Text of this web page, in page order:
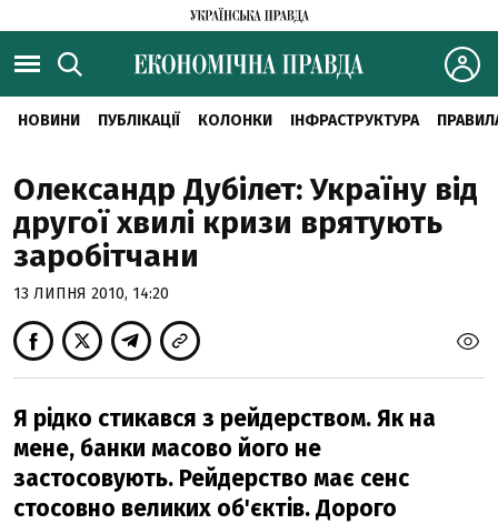
НОВИНИ ПУБЛІКАЦІЇ КОЛОНКИ ІНФРАСТРУКТУРА
Олександр Дубілет: Україну від
другої хвилі кризи врятують
заробітчани
13 ЛИПНЯ 2010, 14:20
Я рідко стикався з рейдерством. Як на
мене, банки масово його не
застосовують. Рейдерство має сенс
стосовно великих об'єктів. Дорого